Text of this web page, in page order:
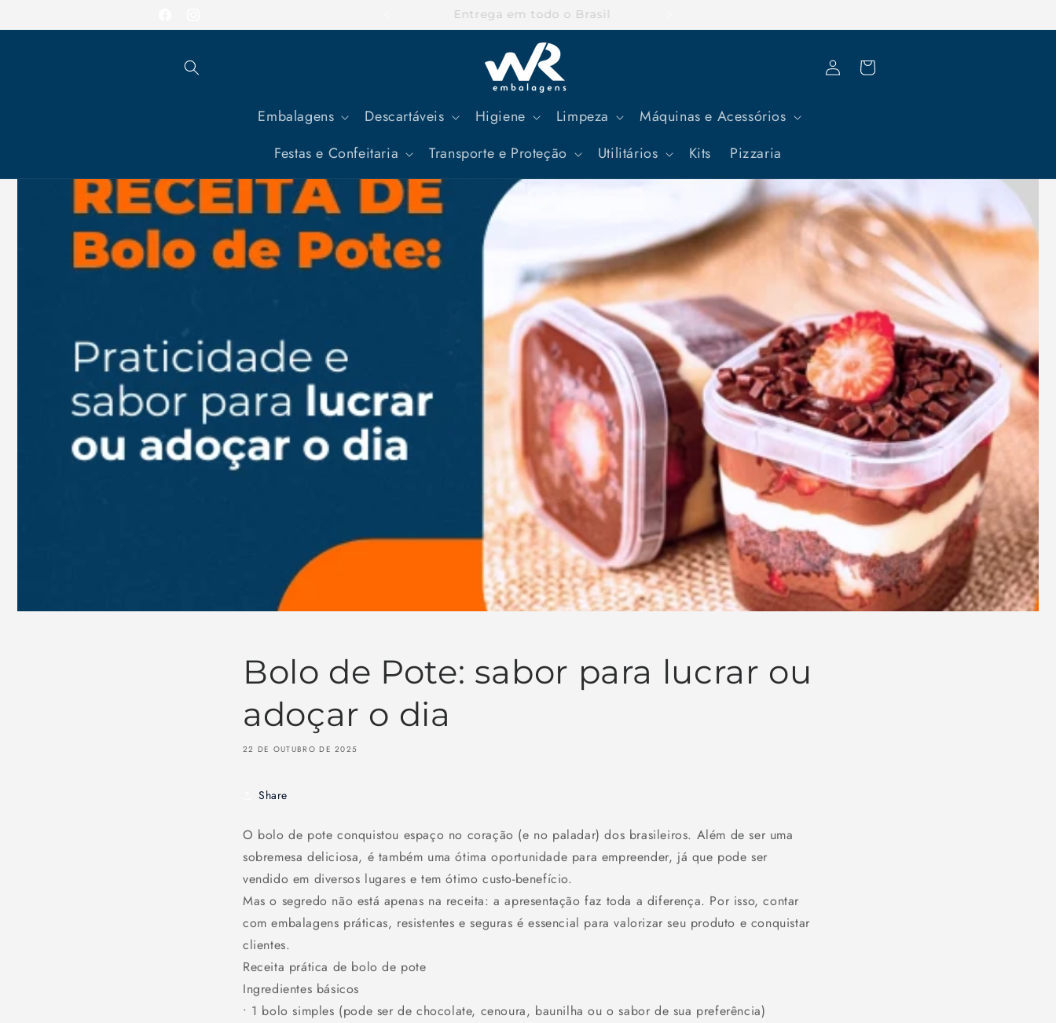
conteúdo
Parcele suas compras em até 12x
Embalagens Descartáveis Higiene Limpeza
Máquinas e Acessórios
Festas e Confeitaria
Transporte e Proteção Utilitários Kits Pizzaria
Fazer
login
Carrinho
Bolo de Pote: sabor para lucrar ou
adoçar o dia
22 DE OUTUBRO DE 2025
Share
O bolo de pote conquistou espaço no coração (e no paladar) dos brasileiros. Além de ser uma
sobremesa deliciosa, é também uma ótima oportunidade para empreender, já que pode ser
vendido em diversos lugares e tem ótimo custo-benefício.
Mas o segredo não está apenas na receita: a apresentação faz toda a diferença. Por isso, contar
com embalagens práticas, resistentes e seguras é essencial para valorizar seu produto e conquistar
clientes.
Receita prática de bolo de pote
Ingredientes básicos
• 1 bolo simples (pode ser de chocolate, cenoura, baunilha ou o sabor de sua preferência)